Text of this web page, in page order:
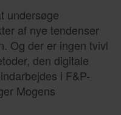
undersøge
af nye tendenser
Og der er ingen tvivl
den digitale
i F&P-
Mogens